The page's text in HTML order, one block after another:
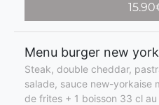
15.90
Menu burger new
Steak, double cheddar,
salade, sauce new-yorkaise
de frites + 1 boisson 33 cl au